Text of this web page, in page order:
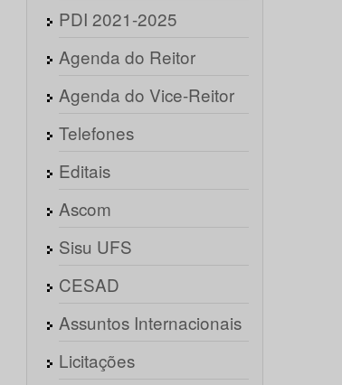
PDI 2021-2025
Agenda do Reitor
Agenda do Vice-Reitor
Telefones
Editais
Ascom
Sisu UFS
CESAD
Assuntos Internacionais
Licitações